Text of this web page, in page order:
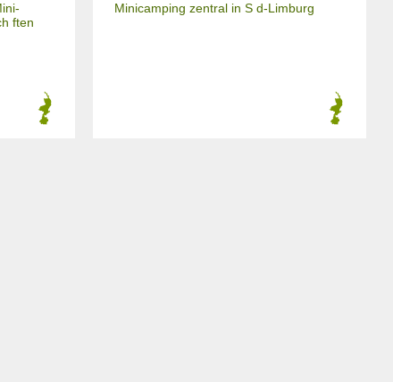
ften
Minicamping zentral in S d-Limburg